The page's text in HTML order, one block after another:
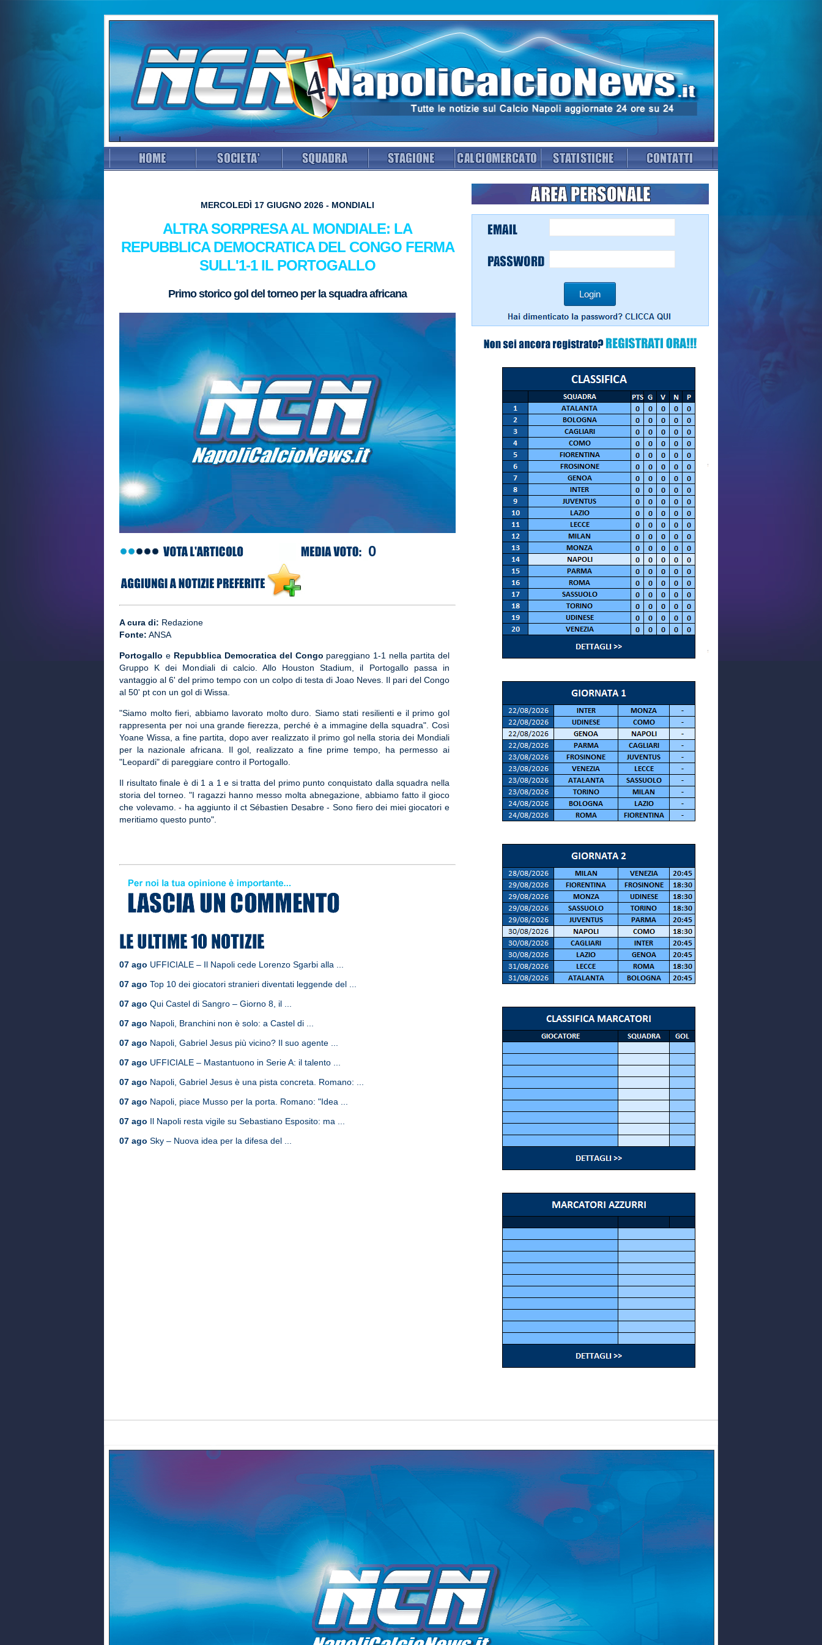
MERCOLEDÌ 17 GIUGNO 2026 - MONDIALI
ALTRA SORPRESA AL MONDIALE: LA
REPUBBLICA DEMOCRATICA DEL CONGO FERMA
SULL'1-1 IL PORTOGALLO
Primo storico gol del torneo per la squadra africana
0
A cura di: Redazione
Fonte: ANSA
Portogallo e Repubblica Democratica del Congo pareggiano 1-1 nella partita del
Gruppo K dei Mondiali di calcio. Allo Houston Stadium, il Portogallo passa in
vantaggio al 6' del primo tempo con un colpo di testa di Joao Neves. Il pari del Congo
al 50' pt con un gol di Wissa.
"Siamo molto fieri, abbiamo lavorato molto duro. Siamo stati resilienti e il primo gol
rappresenta per noi una grande fierezza, perché è a immagine della squadra". Così
Yoane Wissa, a fine partita, dopo aver realizzato il primo gol nella storia dei Mondiali
per la nazionale africana. Il gol, realizzato a fine prime tempo, ha permesso ai
"Leopardi" di pareggiare contro il Portogallo.
Il risultato finale è di 1 a 1 e si tratta del primo punto conquistato dalla squadra nella
storia del torneo. "I ragazzi hanno messo molta abnegazione, abbiamo fatto il gioco
che volevamo. - ha aggiunto il ct Sébastien Desabre - Sono fiero dei miei giocatori e
meritiamo questo punto".
07 ago UFFICIALE – Il Napoli cede Lorenzo Sgarbi alla ...
07 ago Top 10 dei giocatori stranieri diventati leggende del ...
07 ago Qui Castel di Sangro – Giorno 8, il ...
07 ago Napoli, Branchini non è solo: a Castel di ...
07 ago Napoli, Gabriel Jesus più vicino? Il suo agente ...
07 ago UFFICIALE – Mastantuono in Serie A: il talento ...
07 ago Napoli, Gabriel Jesus è una pista concreta. Romano: ...
07 ago Napoli, piace Musso per la porta. Romano: "Idea ...
07 ago Il Napoli resta vigile su Sebastiano Esposito: ma ...
07 ago Sky – Nuova idea per la difesa del ...